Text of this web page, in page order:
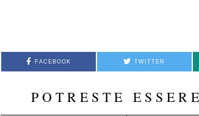
FACEBOOK TWITTER
POTRESTE